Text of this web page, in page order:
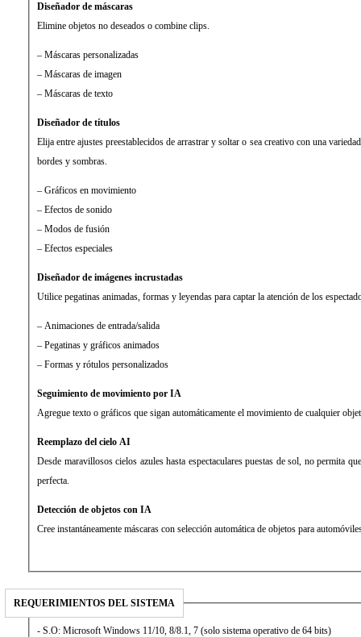
Diseñador de máscaras
Elimine objetos no deseados o combine clips.
– Máscaras personalizadas
– Máscaras de imagen
– Máscaras de texto
Diseñador de títulos
Elija entre ajustes preestablecidos de arrastrar y soltar o sea creativo con una
bordes y sombras.
– Gráficos en movimiento
– Efectos de sonido
– Modos de fusión
– Efectos especiales
Diseñador de imágenes incrustadas
Utilice pegatinas animadas, formas y leyendas para captar la atención de los
– Animaciones de entrada/salida
– Pegatinas y gráficos animados
– Formas y rótulos personalizados
Seguimiento de movimiento por IA
Agregue texto o gráficos que sigan automáticamente el movimiento de cualquier
Reemplazo del cielo AI
Desde maravillosos cielos azules hasta espectaculares puestas de sol, no permita
perfecta.
Detección de objetos con IA
Cree instantáneamente máscaras con selección automática de objetos para
REQUERIMIENTOS DEL SISTEMA
- S.O: Microsoft Windows 11/10, 8/8.1, 7 (solo sistema operativo de 64 bits)